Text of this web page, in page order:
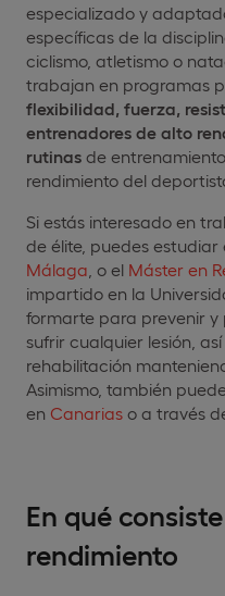
especializado y
específicas de la
ciclismo, atletismo o
trabajan en programas
flexibilidad, fuerza,
entrenadores de alto
rutinas de
rendimiento del
Si estás interesado en
de élite, puedes estudiar
Málaga , o el Máster en
impartido en la
formarte para prevenir
sufrir cualquier lesión,
rehabilitación
Asimismo, también
en Canarias o a través
En qué
rendimiento